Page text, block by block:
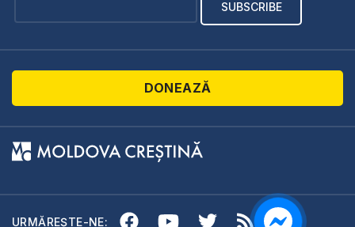
DONEAZĂ
URMĂREȘTE-NE: